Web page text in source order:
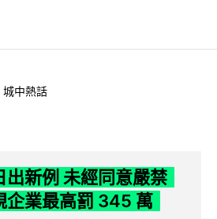
城中熱話
出新例 未經同意嚴禁
企業最高罰 345 萬